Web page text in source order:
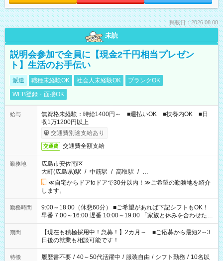
掲載日：2026.08.08
未読
説明会参加で全員に【現金2千円相当プレゼン
ト】生活のお手伝い
派遣 職種未経験OK 社会人未経験OK
ブランクOK
WEB登録・面接OK
給与
無資格未経験：時給1400円～ ■週払いOK ■扶養内OK ■日
収1万1200円以上
交通費別途支給あり
交通費 交通費全額支給
勤務地
広島市安佐南区
大町(広島県)駅 / 中筋駅 / 高取駅 / …
≪自宅からドアtoドアで30分以内！≫ご希望の勤務地を紹介
します。
勤務時間
9:00～18:00（休憩60分） ■ご希望があれば下記シフトもOK！
早番 7:00～16:00 遅番 10:00～19:00 「家族と休みを合わせた
い」 「余裕を持って夕飯の準備がしたい」 「できれば残業はし
たくない」 など、ご希望を教えてくださいね。 ※Wワーク希望
の方へ 今ご覧のお仕事で希望する勤務時間と、もう1つのお仕事
の勤務時間。 合計で週40時間を超える場合は応募できません。
期間
【現在も積極採用中！急募！】2カ月～ ■ご応募から最短2～3
日後の就業も相談可能です！
特徴 履歴書不要 / 40～50代活躍中 / 服装自由 / シフト勤務 / 10名以